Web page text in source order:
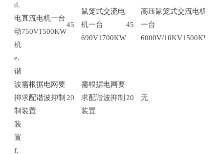
d.
电
动
机
直流电机一台
750V1500KW
45
鼠笼式交流电
机一台
690V1700KW
45
高压鼠笼式交流电机
一台
6000V/10KV1500KW
e.
谐
波
抑
制
装
置
需根据电网要
求配谐波抑制
装置
20
需根据电网要
求配谐波抑制
装置
20 无
f.